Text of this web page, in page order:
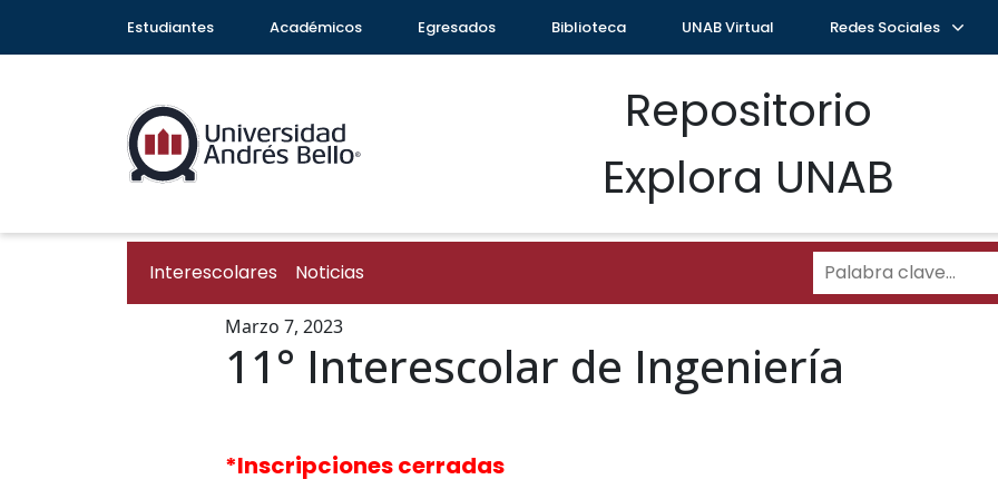
Estudiantes Académicos Egresados Biblioteca UNAB Virtual Redes Sociales
Repositorio
Explora UNAB
Interescolares Noticias
Marzo 7, 2023
11° Interescolar de Ingeniería
*Inscripciones cerradas